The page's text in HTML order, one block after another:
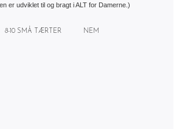
er udviklet til og bragt i ALT for Damerne.)
8-10 SMÅ TÆRTER NEM